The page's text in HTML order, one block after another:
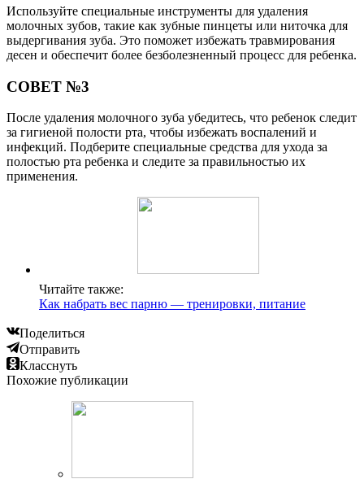
Используйте специальные инструменты для удаления
молочных зубов, такие как зубные пинцеты или ниточка для
выдергивания зуба. Это поможет избежать травмирования
десен и обеспечит более безболезненный процесс для ребенка.
СОВЕТ №3
После удаления молочного зуба убедитесь, что ребенок следит
за гигиеной полости рта, чтобы избежать воспалений и
инфекций. Подберите специальные средства для ухода за
полостью рта ребенка и следите за правильностью их
применения.
Читайте также:
Как набрать вес парню — тренировки, питание
Поделиться
Отправить
Класснуть
Похожие публикации